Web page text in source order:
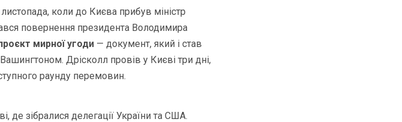
коли до Києва прибув міністр
повернення президента Володимира
мирної угоди — документ, який і став
Дрісколл провів у Києві три дні,
раунду перемовин.
зібралися делегації України та США.